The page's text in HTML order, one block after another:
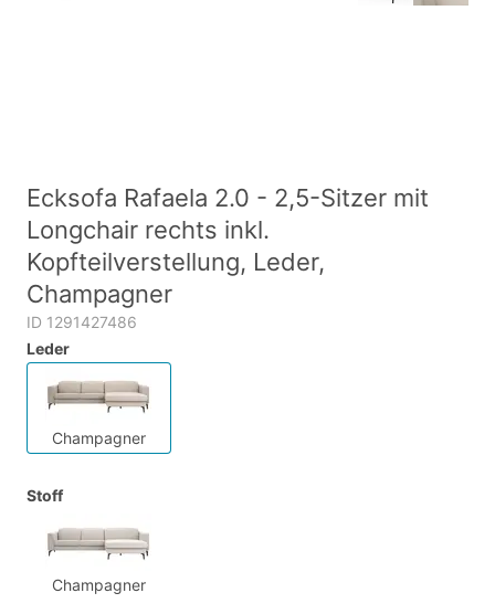
Ecksofa Rafaela 2.0 - 2,5-Sitzer mit
Longchair rechts inkl.
Kopfteilverstellung, Leder,
Champagner
ID 1291427486
Leder
Champagner
Stoff
Champagner